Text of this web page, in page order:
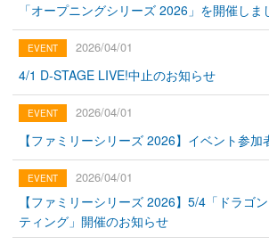
「オープニングシリーズ 2026」を開催しま
2026/04/01
4/1 D-STAGE LIVE!中止のお知らせ
2026/04/01
【ファミリーシリーズ 2026】イベント参
2026/04/01
【ファミリーシリーズ 2026】5/4「ドラゴ
ティング」開催のお知らせ